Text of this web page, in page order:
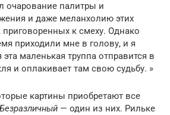
очарование палитры и
и даже меланхолию этих
к смеху. Однако
приходили мне в голову, и я
эта маленькая труппа отправится в
и оплакивает там свою судьбу. »
картины приобретают все
Безразличный — один из них. Рильке